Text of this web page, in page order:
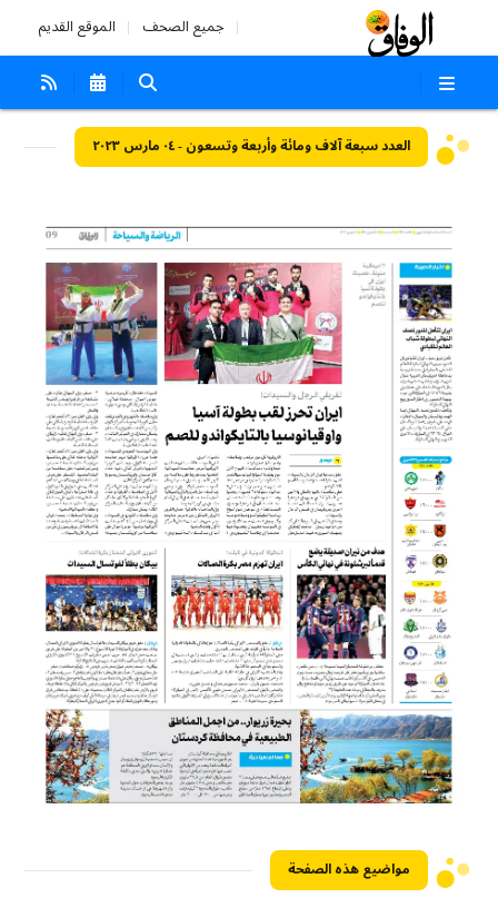
جميع الصحف الموقع القديم
العدد سبعة آلاف ومائة وأربعة وتسعون - ٠٤ مارس ٢٠٢٣
مواضيع هذه الصفحة